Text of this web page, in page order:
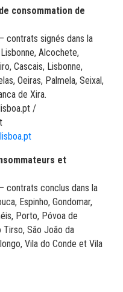
consommation de
contrats signés dans la
Alcochete,
Cascais, Lisbonne,
Oeiras, Palmela, Seixal,
de Xira.
/
et
contrats conclus dans la
Espinho, Gondomar,
Porto, Póvoa de
Tirso, São João da
Vila do Conde et Vila